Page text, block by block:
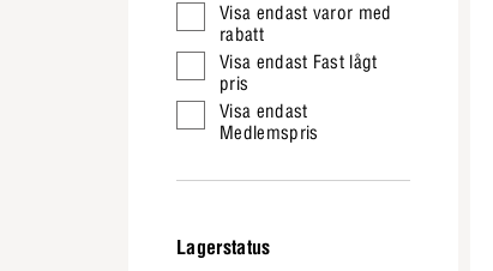
Visa endast varor med
rabatt
Visa endast Fast lågt
pris
Visa endast
Medlemspris
Lagerstatus